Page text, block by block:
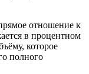
отношение к
в процентном
которое
полного